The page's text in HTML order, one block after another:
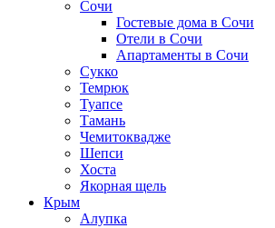
Сочи
Гостевые дома в Сочи
Отели в Сочи
Апартаменты в Сочи
Сукко
Темрюк
Туапсе
Тамань
Чемитоквадже
Шепси
Хоста
Якорная щель
Крым
Алупка